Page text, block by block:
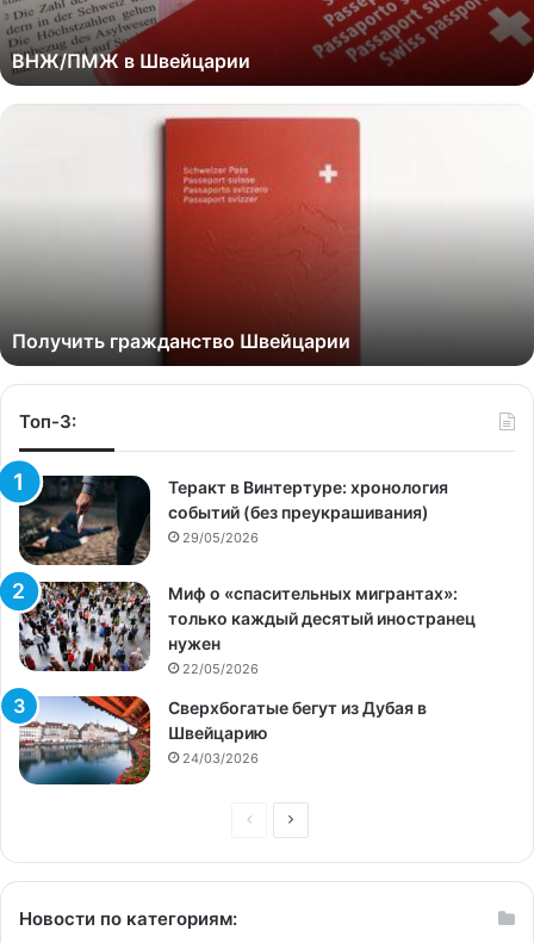
ВНЖ/ПМЖ в Швейцарии
Получить гражданство Швейцарии
Топ-3:
Теракт в Винтертуре: хронология
событий (без преукрашивания)
29/05/2026
Миф о «спасительных мигрантах»:
только каждый десятый иностранец
нужен
22/05/2026
Сверхбогатые бегут из Дубая в
Швейцарию
24/03/2026
Предыдущая
Следующая
Новости по категориям: